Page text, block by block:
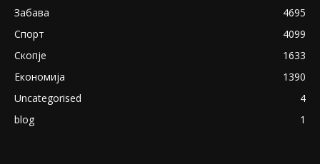
Забава
4695
Спорт
4099
Скопје
1633
Економија
1390
Uncategorised
4
blog
1